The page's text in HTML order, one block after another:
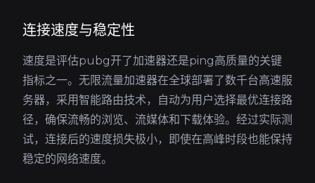
连接速度与稳定性
速度是评估pubg开了加速器还是ping高质量的关键
指标之一。无限流量加速器在全球部署了数千台高速服
务器，采用智能路由技术，自动为用户选择最优连接路
径，确保流畅的浏览、流媒体和下载体验。经过实际测
试，连接后的速度损失极小，即使在高峰时段也能保持
稳定的网络速度。